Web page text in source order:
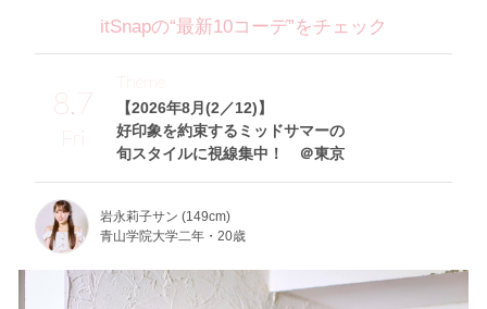
itSnapの“最新10コーデ”をチェック
8.7
Fri
【2026年8月(2／12)】
好印象を約束するミッドサマーの
旬スタイルに視線集中！ ＠東京
Theme
岩永莉子サン (149cm)
青山学院大学二年・20歳